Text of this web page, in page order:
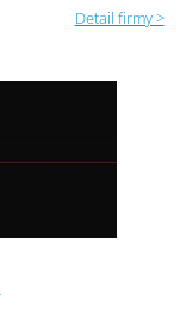
Detail firmy >